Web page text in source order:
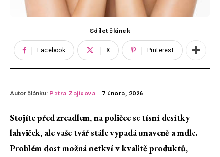
Sdílet článek
Facebook X Pinterest
Autor článku: Petra Zajícova 7 února, 2026
Stojíte před zrcadlem, na poličce se tísní desítky
lahviček, ale vaše tvář stále vypadá unaveně a mdle.
Problém dost možná netkví v kvalitě produktů,